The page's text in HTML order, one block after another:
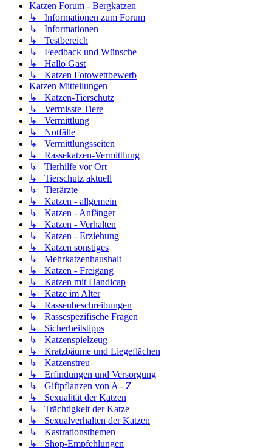
Katzen Forum - Bergkatzen
↳ Informationen zum Forum
↳ Informationen
↳ Testbereich
↳ Feedback und Wünsche
↳ Hallo Gast
↳ Katzen Fotowettbewerb
Katzen Mitteilungen
↳ Katzen-Tierschutz
↳ Vermisste Tiere
↳ Vermittlung
↳ Notfälle
↳ Vermittlungsseiten
↳ Rassekatzen-Vermittlung
↳ Tierhilfe vor Ort
↳ Tierschutz aktuell
↳ Tierärzte
↳ Katzen - allgemein
↳ Katzen - Anfänger
↳ Katzen - Verhalten
↳ Katzen - Erziehung
↳ Katzen sonstiges
↳ Mehrkatzenhaushalt
↳ Katzen - Freigang
↳ Katzen mit Handicap
↳ Katze im Alter
↳ Rassenbeschreibungen
↳ Rassespezifische Fragen
↳ Sicherheitstipps
↳ Katzenspielzeug
↳ Kratzbäume und Liegeflächen
↳ Katzenstreu
↳ Erfindungen und Versorgung
↳ Giftpflanzen von A - Z
↳ Sexualität der Katzen
↳ Trächtigkeit der Katze
↳ Sexualverhalten der Katzen
↳ Kastrationsthemen
↳ Shop-Empfehlungen